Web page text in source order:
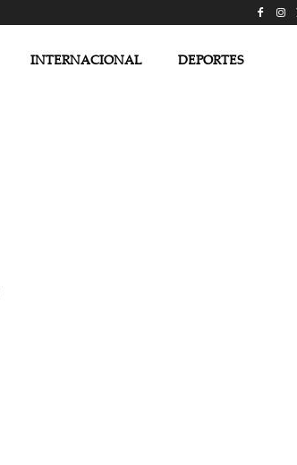
INTERNACIONAL DEPORTES